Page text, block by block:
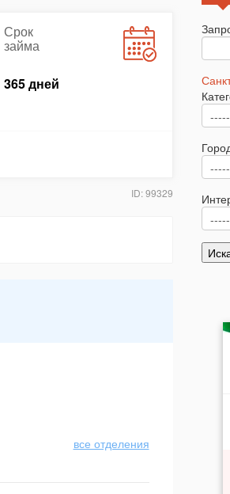
Срок
займа
365 дней
ID: 99329
все отделения